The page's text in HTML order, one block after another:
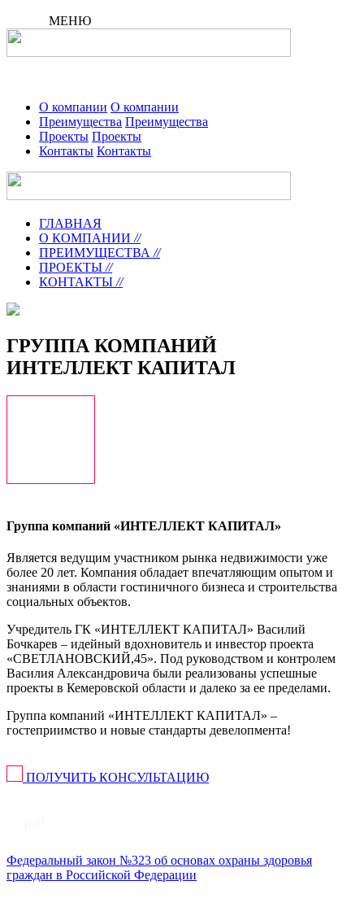
МЕНЮ
О компании О компании
Преимущества Преимущества
Проекты Проекты
Контакты Контакты
ГЛАВНАЯ
О КОМПАНИИ //
ПРЕИМУЩЕСТВА //
ПРОЕКТЫ //
КОНТАКТЫ //
ГРУППА КОМПАНИЙ
ИНТЕЛЛЕКТ КАПИТАЛ
Группа компаний «ИНТЕЛЛЕКТ КАПИТАЛ»
Является ведущим участником рынка недвижимости уже
более 20 лет. Компания обладает впечатляющим опытом и
знаниями в области гостиничного бизнеса и строительства
социальных объектов.
Учредитель ГК «ИНТЕЛЛЕКТ КАПИТАЛ» Василий
Бочкарев – идейный вдохновитель и инвестор проекта
«СВЕТЛАНОВСКИЙ,45». Под руководством и контролем
Василия Александровича были реализованы успешные
проекты в Кемеровской области и далеко за ее пределами.
Группа компаний «ИНТЕЛЛЕКТ КАПИТАЛ» –
гостеприимство и новые стандарты девелопмента!
ПОЛУЧИТЬ КОНСУЛЬТАЦИЮ
Федеральный закон №323 об основах охраны здоровья
граждан в Российской Федерации